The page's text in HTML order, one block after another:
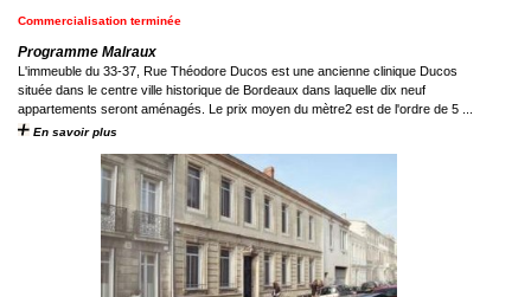
Commercialisation terminée
Programme Malraux
L'immeuble du 33-37, Rue Théodore Ducos est une ancienne clinique Ducos
située dans le centre ville historique de Bordeaux dans laquelle dix neuf
appartements seront aménagés. Le prix moyen du mètre2 est de l'ordre de 5 ...
En savoir plus